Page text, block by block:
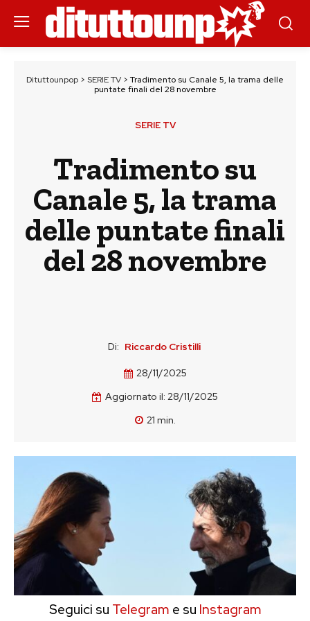
Dituttounpop > SERIE TV > Tradimento su Canale 5, la trama delle
puntate finali del 28 novembre
SERIE TV
Tradimento su
Canale 5, la trama
delle puntate finali
del 28 novembre
Di: Riccardo Cristilli
28/11/2025
Aggiornato il: 28/11/2025
21 min.
Seguici su Telegram e su Instagram